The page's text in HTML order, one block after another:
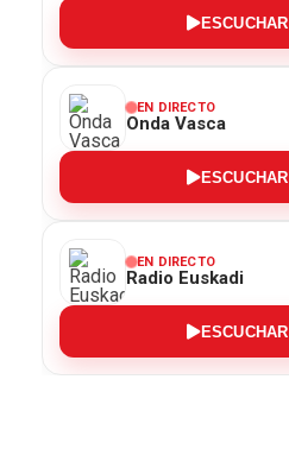
ESCUCHAR
EN DIRECTO
Onda Vasca
ESCUCHAR
EN DIRECTO
Radio Euskadi
ESCUCHAR